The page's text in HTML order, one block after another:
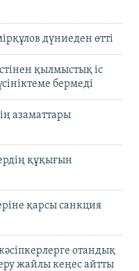
дүниеден өтті
қылмыстық іс
бермеді
азаматтары
құқығын
қарсы санкция
отандық
жайлы кеңес айтты